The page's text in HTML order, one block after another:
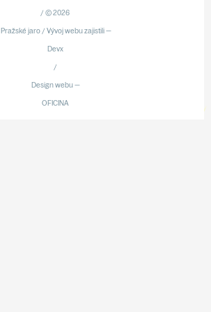
/ © 2026
Pražské jaro / Vývoj webu zajistili —
Devx
/
Design webu —
OFICINA